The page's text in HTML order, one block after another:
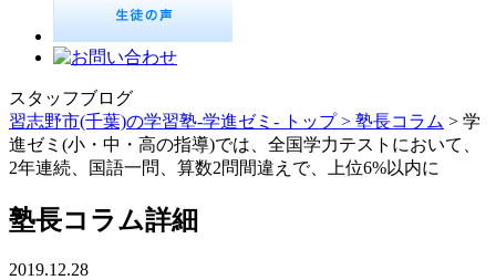
スタッフブログ
習志野市(千葉)の学習塾-学進ゼミ- トップ > 塾長コラム > 学
進ゼミ(小・中・高の指導)では、全国学力テストにおいて、
2年連続、国語一問、算数2問間違えで、上位6%以内に
塾長コラム詳細
2019.12.28